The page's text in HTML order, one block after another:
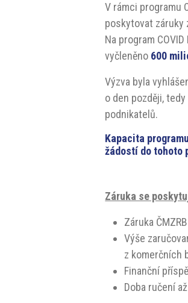
V rámci programu
poskytovat záruky
Na program
vyčleněno 600
Výzva byla
o den později,
podnikatelů.
Kapacita
žádostí do tohoto
Záruka se
Záruka
Výše
z komerčních
Finanční
Doba ručení